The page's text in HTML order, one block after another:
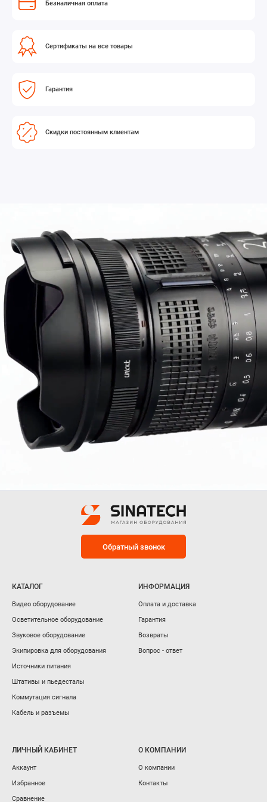
Безналичная оплата
Сертификаты на все товары
Гарантия
Скидки постоянным клиентам
Обратный звонок
КАТАЛОГ
Видео оборудование
Осветительное оборудование
Звуковое оборудование
Экипировка для оборудования
Источники питания
Штативы и пьедесталы
Коммутация сигнала
Кабель и разъемы
ИНФОРМАЦИЯ
Оплата и доставка
Гарантия
Возвраты
Вопрос - ответ
ЛИЧНЫЙ КАБИНЕТ
Аккаунт
Избранное
Сравнение
О КОМПАНИИ
О компании
Контакты